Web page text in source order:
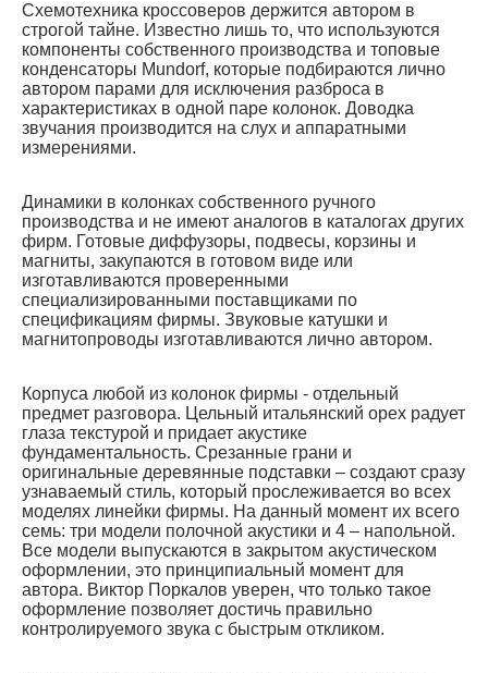
Схемотехника кроссоверов держится автором в
строгой тайне. Известно лишь то, что используются
компоненты собственного производства и топовые
конденсаторы Mundorf, которые подбираются лично
автором парами для исключения разброса в
характеристиках в одной паре колонок. Доводка
звучания производится на слух и аппаратными
измерениями.
Динамики в колонках собственного ручного
производства и не имеют аналогов в каталогах других
фирм. Готовые диффузоры, подвесы, корзины и
магниты, закупаются в готовом виде или
изготавливаются проверенными
специализированными поставщиками по
спецификациям фирмы. Звуковые катушки и
магнитопроводы изготавливаются лично автором.
Корпуса любой из колонок фирмы - отдельный
предмет разговора. Цельный итальянский орех радует
глаза текстурой и придает акустике
фундаментальность. Срезанные грани и
оригинальные деревянные подставки – создают сразу
узнаваемый стиль, который прослеживается во всех
моделях линейки фирмы. На данный момент их всего
семь: три модели полочной акустики и 4 – напольной.
Все модели выпускаются в закрытом акустическом
оформлении, это принципиальный момент для
автора. Виктор Поркалов уверен, что только такое
оформление позволяет достичь правильно
контролируемого звука с быстрым откликом.